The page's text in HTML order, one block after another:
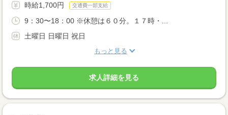
時給1,700円 交通費一部支給
9：30〜18：00 ※休憩は６０分。１７時・...
土曜日 日曜日 祝日
もっと見る
求人詳細を見る